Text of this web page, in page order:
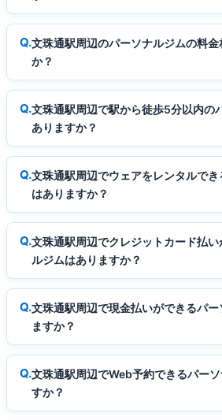
文珠通駅周辺のパーソナルジムの料
か？
文珠通駅周辺で駅から徒歩5分以内の
ありますか？
文珠通駅周辺でウェアをレンタルで
はありますか？
文珠通駅周辺でクレジットカード払
ルジムはありますか？
文珠通駅周辺で現金払いができるパー
ますか？
文珠通駅周辺でWeb予約できるパー
すか？